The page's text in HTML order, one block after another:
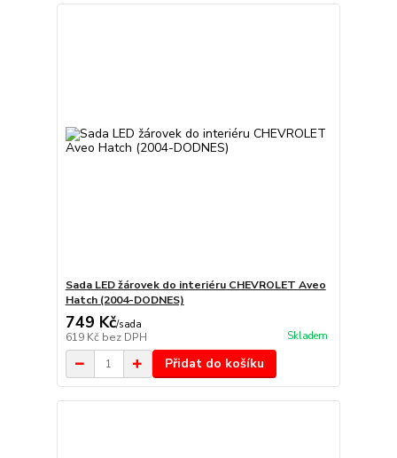
Sada LED žárovek do interiéru CHEVROLET Aveo
Hatch (2004-DODNES)
749 Kč/sada
619 Kč bez DPH Skladem
Přidat do košíku